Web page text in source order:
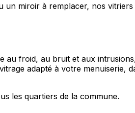
miroir à remplacer, nos
au froid, au bruit et aux
adapté à votre menuiserie,
les quartiers de la commune.